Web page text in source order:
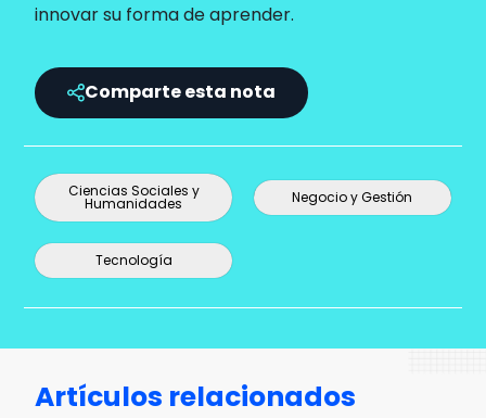
innovar su forma de aprender.
Comparte esta nota
Ciencias Sociales y
Humanidades Negocio y Gestión
Tecnología
Artículos relacionados